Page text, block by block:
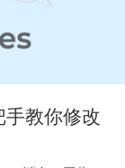
教你修改